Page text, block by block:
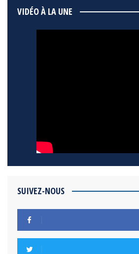
VIDÉO À LA UNE
SUIVEZ-NOUS